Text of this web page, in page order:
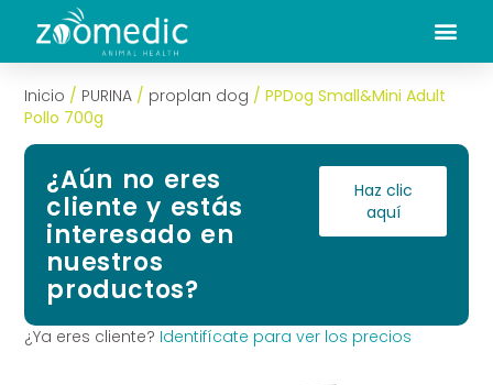
Inicio / PURINA / proplan dog / PPDog Small&Mini Adult
Pollo 700g
¿Aún no eres
cliente y estás
interesado en
nuestros
productos?
Haz clic
aquí
¿Ya eres cliente? Identifícate para ver los precios